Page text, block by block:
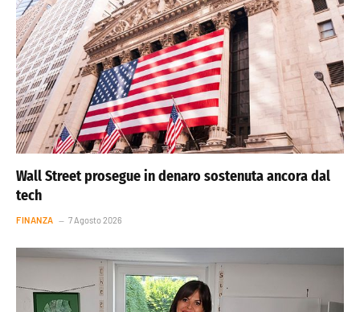
Wall Street prosegue in denaro sostenuta ancora dal
tech
FINANZA 7 Agosto 2026